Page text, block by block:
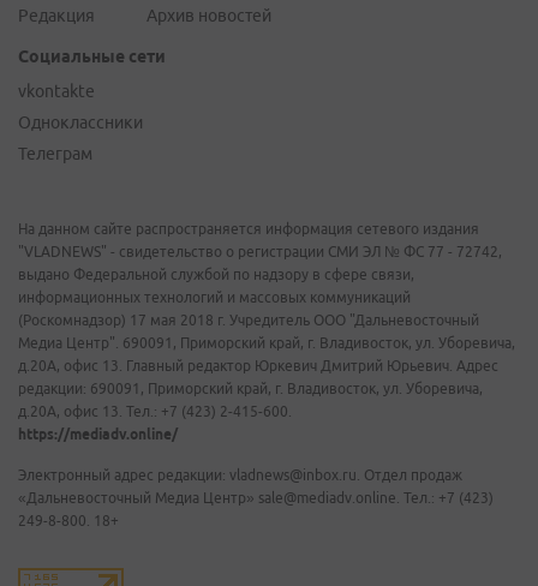
Редакция
Архив новостей
Социальные сети
vkontakte
Одноклассники
Телеграм
На данном сайте распространяется информация сетевого издания
"VLADNEWS" - свидетельство о регистрации СМИ ЭЛ № ФС 77 - 72742,
выдано Федеральной службой по надзору в сфере связи,
информационных технологий и массовых коммуникаций
(Роскомнадзор) 17 мая 2018 г. Учредитель ООО "Дальневосточный
Медиа Центр". 690091, Приморский край, г. Владивосток, ул. Уборевича,
д.20А, офис 13. Главный редактор Юркевич Дмитрий Юрьевич. Адрес
редакции: 690091, Приморский край, г. Владивосток, ул. Уборевича,
д.20А, офис 13. Тел.: +7 (423) 2-415-600.
https://mediadv.online/
Электронный адрес редакции: vladnews@inbox.ru. Отдел продаж
«Дальневосточный Медиа Центр» sale@mediadv.online. Тел.: +7 (423)
249-8-800. 18+